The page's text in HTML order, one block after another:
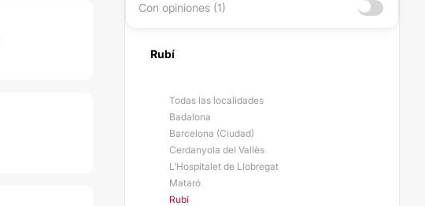
Con opiniones (1)
Rubí
Todas las localidades
Badalona
Barcelona (Ciudad)
Cerdanyola del Vallès
L'Hospitalet de Llobregat
Mataró
Rubí